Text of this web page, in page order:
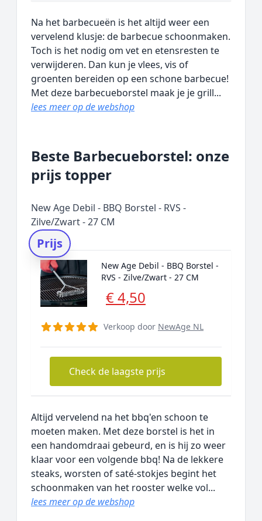
Na het barbecueën is het altijd weer een
vervelend klusje: de barbecue schoonmaken.
Toch is het nodig om vet en etensresten te
verwijderen. Dan kun je vlees, vis of
groenten bereiden op een schone barbecue!
Met deze barbecueborstel maak je je grill...
lees meer op de webshop
Beste Barbecueborstel: onze
prijs topper
New Age Debil - BBQ Borstel - RVS -
Zilve/Zwart - 27 CM
Prijs
New Age Debil - BBQ Borstel -
RVS - Zilve/Zwart - 27 CM
€ 4,50
Verkoop door NewAge NL
Check de laagste prijs
Altijd vervelend na het bbq'en schoon te
moeten maken. Met deze borstel is het in
een handomdraai gebeurd, en is hij zo weer
klaar voor een volgende bbq! Na de lekkere
steaks, worsten of saté-stokjes begint het
schoonmaken van het rooster welke vol...
lees meer op de webshop